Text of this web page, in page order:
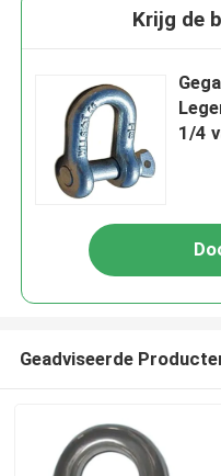
Krijg de
1/4
Geadviseerde